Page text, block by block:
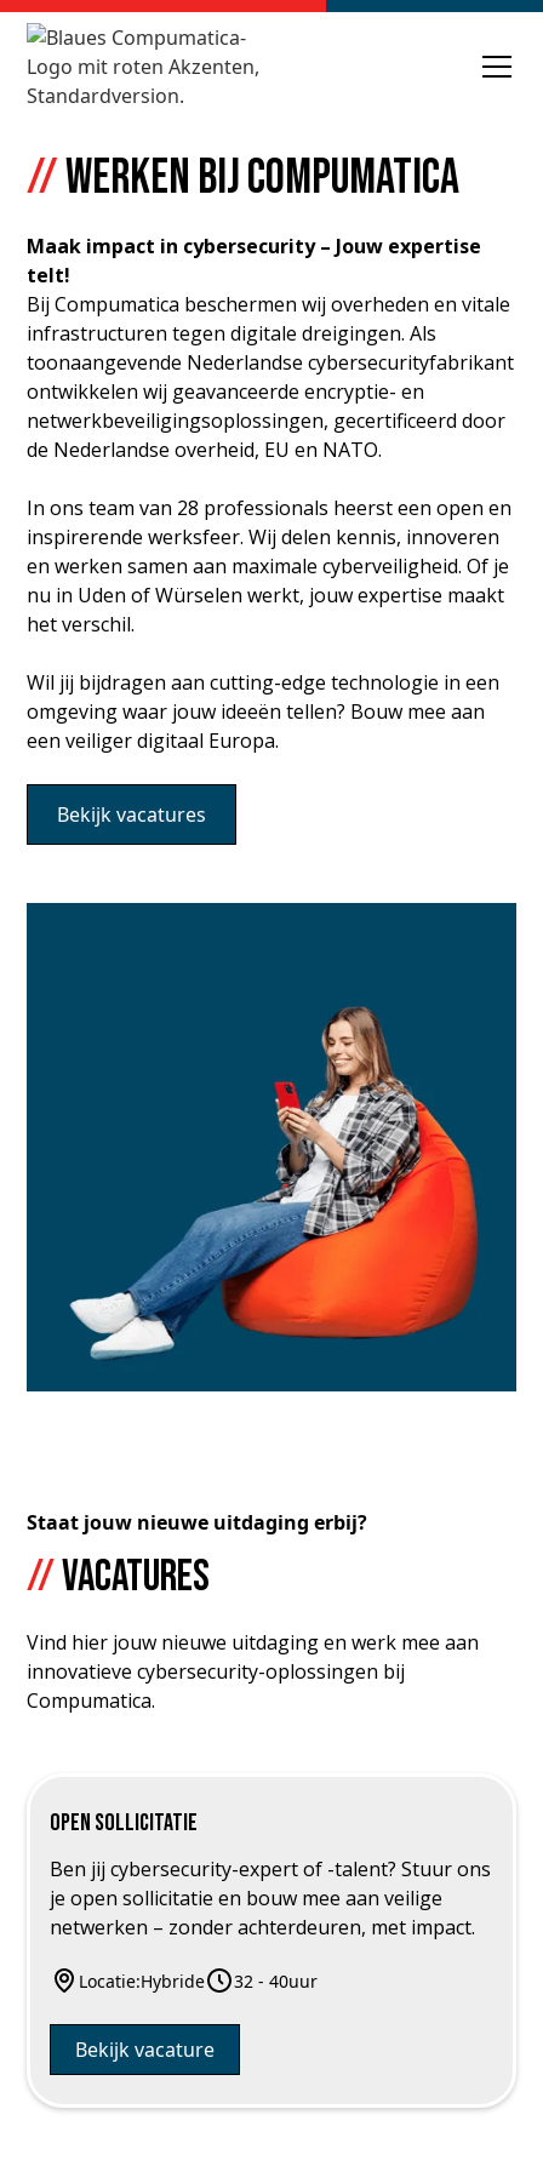
//Werken bij Compumatica
Maak impact in cybersecurity – Jouw expertise
telt!
Bij Compumatica beschermen wij overheden en vitale
infrastructuren tegen digitale dreigingen. Als
toonaangevende Nederlandse cybersecurityfabrikant
ontwikkelen wij geavanceerde encryptie- en
netwerkbeveiligingsoplossingen, gecertificeerd door
de Nederlandse overheid, EU en NATO.
In ons team van 28 professionals heerst een open en
inspirerende werksfeer. Wij delen kennis, innoveren
en werken samen aan maximale cyberveiligheid. Of je
nu in Uden of Würselen werkt, jouw expertise maakt
het verschil.
Wil jij bijdragen aan cutting-edge technologie in een
omgeving waar jouw ideeën tellen? Bouw mee aan
een veiliger digitaal Europa.
Bekijk vacatures
Staat jouw nieuwe uitdaging erbij?
//Vacatures
Vind hier jouw nieuwe uitdaging en werk mee aan
innovatieve cybersecurity-oplossingen bij
Compumatica.
Open sollicitatie
Ben jij cybersecurity-expert of -talent? Stuur ons
je open sollicitatie en bouw mee aan veilige
netwerken – zonder achterdeuren, met impact.
Locatie:Hybride 32 - 40uur
Bekijk vacature